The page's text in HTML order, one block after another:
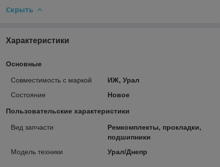
Скрыть
Характеристики
Основные
Совместимость с маркой
ИЖ, Урал
Состояние
Новое
Пользовательские характеристики
Вид запчасти
Ремкомплекты, прокладки,
подшипники
Модель техники
Урал/Днепр